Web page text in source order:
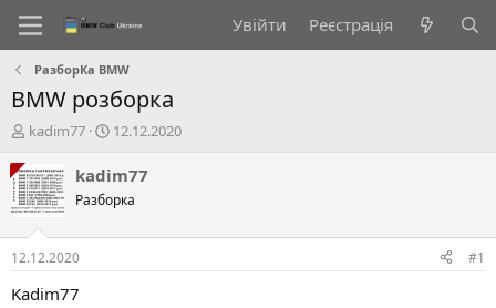
Увійти Реєстрація
РазборКа BMW
BMW розборка
А
т
о
р
т
е
м
и
kadim77
Д
т
с
о
12.12.2020
kadim77
Разборка
12.12.2020 #1
Kadim77